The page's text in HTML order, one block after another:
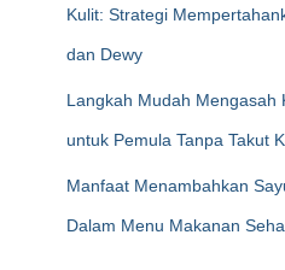
Kulit: Strategi
dan Dewy
Langkah Mudah Mengasah
untuk Pemula Tanpa Takut
Manfaat Menambahkan
Dalam Menu Makanan